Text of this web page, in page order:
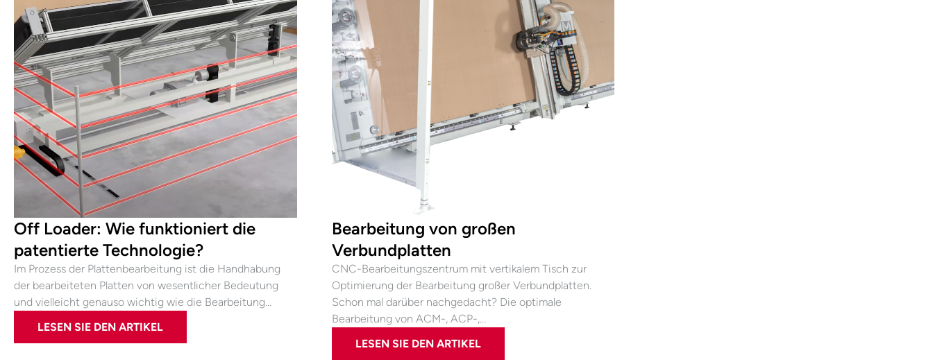
Off Loader: Wie funktioniert die
patentierte Technologie?
Im Prozess der Plattenbearbeitung ist die Handhabung
der bearbeiteten Platten von wesentlicher Bedeutung
und vielleicht genauso wichtig wie die Bearbeitung…
LESEN SIE DEN ARTIKEL
Bearbeitung von großen
Verbundplatten
CNC-Bearbeitungszentrum mit vertikalem Tisch zur
Optimierung der Bearbeitung großer Verbundplatten.
Schon mal darüber nachgedacht? Die optimale
Bearbeitung von ACM-, ACP-,…
LESEN SIE DEN ARTIKEL